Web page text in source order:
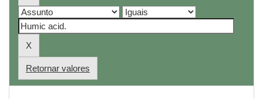
Retornar valores